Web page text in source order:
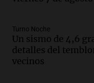
sobre los
Amamos
Episodios
Audio.
Turno Noche
Un sismo de 4,6
detalles del
vecinos